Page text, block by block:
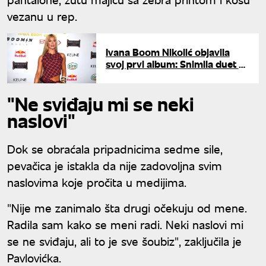
vezanu u rep.
Ivana Boom Nikolić objavila
svoj prvi album: Snimila duet sa
"Ne sviđaju mi se neki
naslovi"
Dok se obraćala pripadnicima sedme sile,
pevačica je istakla da nije zadovoljna svim
naslovima koje pročita u medijima.
"Nije me zanimalo šta drugi očekuju od mene.
Radila sam kako se meni radi. Neki naslovi mi
se ne sviđaju, ali to je sve šoubiz", zaključila je
Pavlovićka.